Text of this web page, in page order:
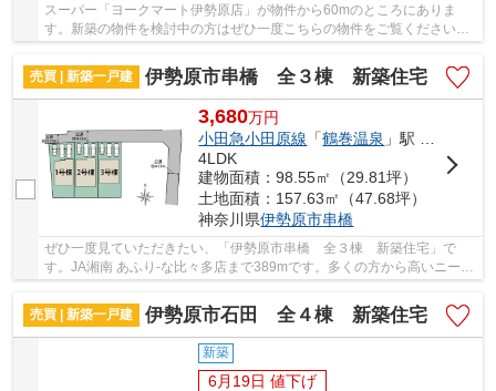
スーパー「ヨークマート伊勢原店」が物件から60mのところにありま
す。新築の物件を検討中の方はぜひ一度こちらの物件をご覧ください。
令和8年5月築の物件となり、室内も綺麗です。内外...
売買 | 新築一戸建
伊勢原市串橋 全３棟 新築住宅
3,680万円
小田急小田原線 「鶴巻温泉 」駅 バス9分 「串橋入口」 停歩3分
4LDK
建物面積：98.55㎡（29.81坪）
土地面積：157.63㎡（47.68坪）
神奈川県伊勢原市串橋
ぜひ一度見ていただきたい、「伊勢原市串橋 全３棟 新築住宅」で
す。JA湘南 あふり-な比々多店まで389mです。多くの方から高いニーズ
のある、内装もピカピカの新築戸建ての物件です...
売買 | 新築一戸建
伊勢原市石田 全４棟 新築住宅
新築
6月19日 値下げ